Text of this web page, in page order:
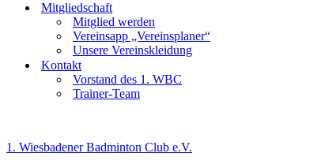
Mitgliedschaft
Mitglied werden
Vereinsapp „Vereinsplaner“
Unsere Vereinskleidung
Kontakt
Vorstand des 1. WBC
Trainer-Team
1. Wiesbadener Badminton Club e.V.